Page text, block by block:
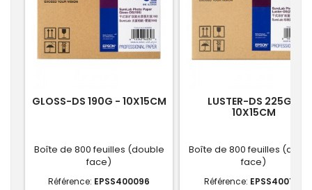
GLOSS-DS 190G - 10X15CM
Boîte de 800 feuilles (double
face)
Référence: EPSS400096
LUSTER-DS 225G -
10X15CM
Boîte de 800 feuilles
face)
Référence: EPSS400103